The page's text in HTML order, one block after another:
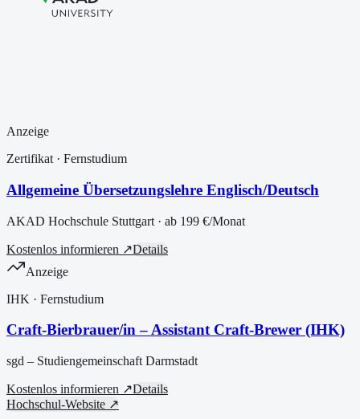
Anzeige
Zertifikat · Fernstudium
Allgemeine Übersetzungslehre Englisch/Deutsch
AKAD Hochschule Stuttgart · ab 199 €/Monat
Kostenlos informieren ↗Details
Anzeige
IHK · Fernstudium
Craft-Bierbrauer/in – Assistant Craft-Brewer (IHK)
sgd – Studiengemeinschaft Darmstadt
Kostenlos informieren ↗Details
Hochschul-Website ↗